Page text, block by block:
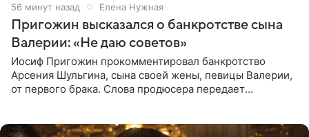
56 минут назад Елена Нужная
Пригожин высказался о банкротстве сына
Валерии: «Не даю советов»
Иосиф Пригожин прокомментировал банкротство
Арсения Шульгина, сына своей жены, певицы Валерии,
от первого брака. Слова продюсера передает